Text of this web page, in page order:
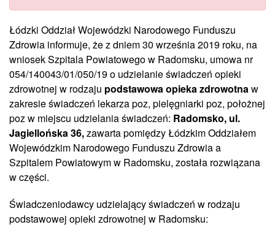
Łódzki Oddział Wojewódzki Narodowego Funduszu
Zdrowia informuje, że z dniem 30 września 2019 roku, na
wniosek Szpitala Powiatowego w Radomsku, umowa nr
054/140043/01/050/19 o udzielanie świadczeń opieki
zdrowotnej w rodzaju podstawowa opieka zdrowotnaw
zakresie świadczeń lekarza poz, pielęgniarki poz, położnej
poz w miejscu udzielania świadczeń: Radomsko, ul.
Jagiellońska 36,zawarta pomiędzy Łódzkim Oddziałem
Wojewódzkim Narodowego Funduszu Zdrowia a
Szpitalem Powiatowym w Radomsku, została rozwiązana
w części.
Świadczeniodawcy udzielający świadczeń w rodzaju
podstawowej opieki zdrowotnej w Radomsku: